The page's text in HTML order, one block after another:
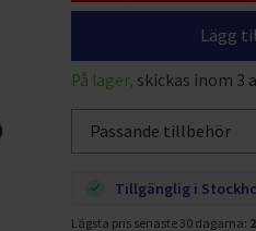
Lägg
På lager, skickas inom 3
Passande tillbehör
Tillgänglig i
Lägsta pris senaste 30 dagarna: